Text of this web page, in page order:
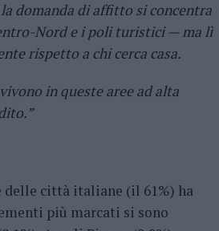
domanda di affitto si concentra
Nord e i poli turistici — ma lì
rispetto a chi cerca casa.
in queste aree ad alta
delle città italiane (il 61%) ha
più marcati si sono